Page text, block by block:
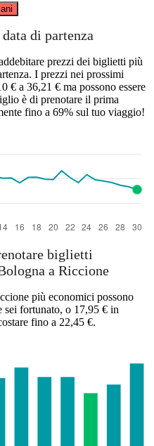
di partenza
prezzi dei biglietti più
I prezzi nei prossimi
€ a 36,21 € ma possono essere
è di prenotare il prima
fino a 69% sul tuo viaggio!
biglietti
a Riccione
più economici possono
sei fortunato, o 17,95 € in
fino a 22,45 €.